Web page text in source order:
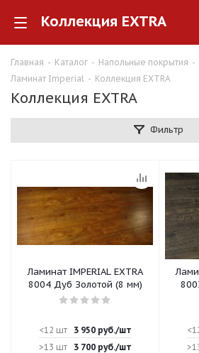
Коллекция EXTRA
Главная - Каталог - Напольные покрытия -
Ламинат Imperial - Коллекция EXTRA
Коллекция EXTRA
Фильтр
Ламинат IMPERIAL EXTRA
8004 Дуб Золотой (8 мм)
<12 шт 3 950руб./шт
>13 шт
3 700руб./шт